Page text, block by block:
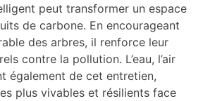
peut transformer un espace
de carbone. En encourageant
des arbres, il renforce leur
contre la pollution. L’eau, l’air
également de cet entretien,
plus vivables et résilients face